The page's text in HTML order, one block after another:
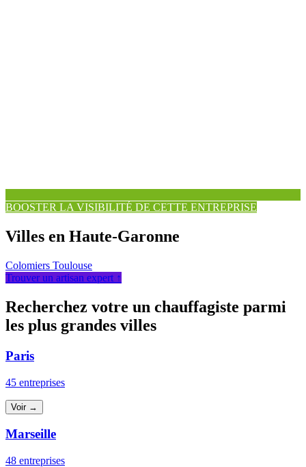
BOOSTER LA VISIBILITÉ DE CETTE ENTREPRISE
Villes en Haute-Garonne
Colomiers Toulouse
Trouver un artisan expert ↑
Recherchez votre un chauffagiste parmi
les plus grandes villes
Paris
45 entreprises
Voir →
Marseille
48 entreprises